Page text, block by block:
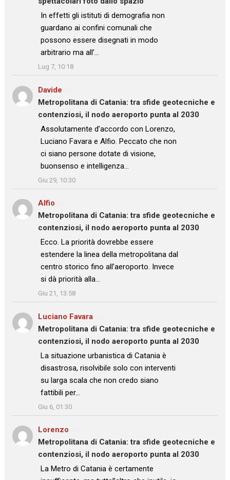
: “
In effetti gli istituti di demografia non
guardano ai confini comunali che
possono essere disegnati in modo
arbitrario ma all’…
”
Lug 7, 10:18
Davide
Metropolitana di Catania: tra sfide geotecniche e
contenziosi, il nodo aeroporto punta al 2030
: “
Assolutamente d’accordo con Lorenzo,
Luciano Favara e Alfio. Peccato che non
ci siano persone dotate di visione,
buonsenso e intelligenza…
”
Giu 29, 10:30
Alfio
Metropolitana di Catania: tra sfide geotecniche e
contenziosi, il nodo aeroporto punta al 2030
: “
Ecco. La priorità dovrebbe essere
estendere la linea della metropolitana dal
centro storico fino all’aeroporto. Invece
si dà priorità alla…
”
Giu 21, 13:58
Luciano Favara
Metropolitana di Catania: tra sfide geotecniche e
contenziosi, il nodo aeroporto punta al 2030
: “La situazione urbanistica di Catania è
disastrosa, risolvibile solo con interventi
su larga scala che non credo siano
fattibili per…
”
Giu 6, 01:30
Lorenzo
Metropolitana di Catania: tra sfide geotecniche e
contenziosi, il nodo aeroporto punta al 2030
: “La Metro di Catania è certamente